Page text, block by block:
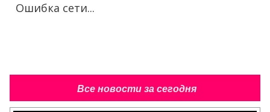
Ошибка сети...
Все новости за сегодня